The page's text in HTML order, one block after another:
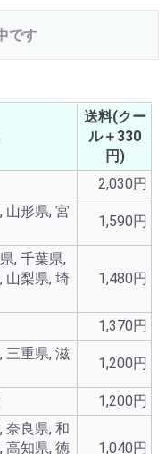
です
送料(クー
ル＋330
円)
2,030円
山形県, 宮
1,590円
, 千葉県,
山梨県, 埼
1,480円
1,370円
三重県, 滋
1,200円
1,200円
奈良県, 和
高知県, 徳
1,040円